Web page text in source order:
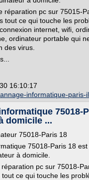
réparation pc sur 75015-
tout ce qui touche les
internet, wifi,
ordinateur portable qui
des virus.
16:10:17
informatique-paris-
75018-
domicile ...
75018-Paris 18
75018-Paris 18
à domicile.
pc sur 75018-
ce qui touche les